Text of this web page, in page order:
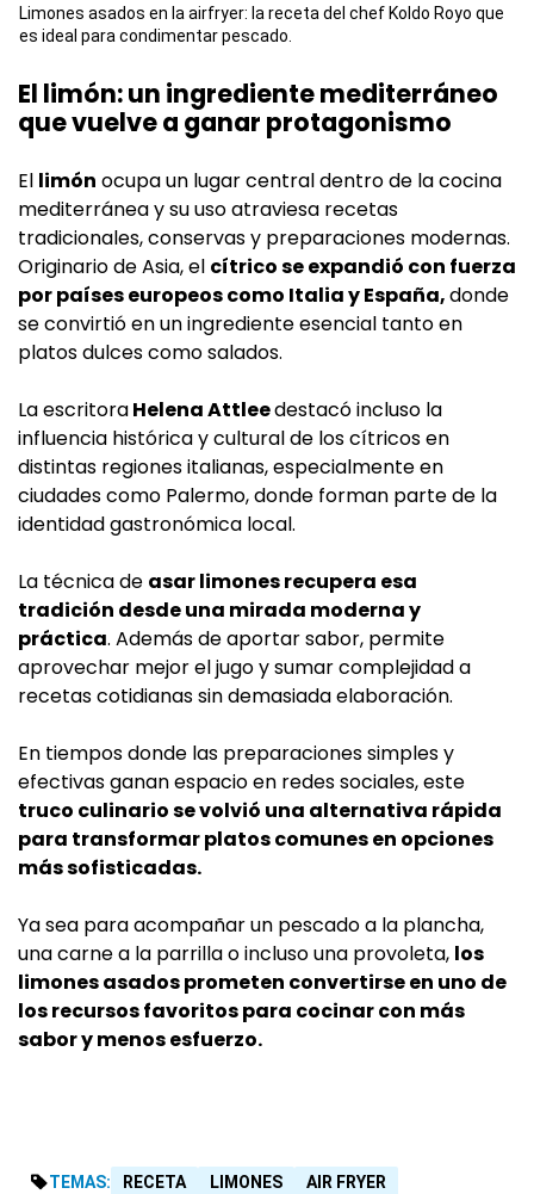
Limones asados en la airfryer: la receta del chef Koldo Royo que
es ideal para condimentar pescado.
El limón: un ingrediente mediterráneo
que vuelve a ganar protagonismo
El limón ocupa un lugar central dentro de la cocina
mediterránea y su uso atraviesa recetas
tradicionales, conservas y preparaciones modernas.
Originario de Asia, el cítrico se expandió con fuerza
por países europeos como Italia y España,donde
se convirtió en un ingrediente esencial tanto en
platos dulces como salados.
La escritoraHelena Attleedestacó incluso la
influencia histórica y cultural de los cítricos en
distintas regiones italianas, especialmente en
ciudades como Palermo, donde forman parte de la
identidad gastronómica local.
La técnica de asar limones recupera esa
tradición desde una mirada moderna y
práctica. Además de aportar sabor, permite
aprovechar mejor el jugo y sumar complejidad a
recetas cotidianas sin demasiada elaboración.
En tiempos donde las preparaciones simples y
efectivas ganan espacio en redes sociales, este
truco culinario se volvió una alternativa rápida
para transformar platos comunes en opciones
más sofisticadas.
Ya sea para acompañar un pescado a la plancha,
una carne a la parrilla o incluso una provoleta, los
limones asados prometen convertirse en uno de
los recursos favoritos para cocinar con más
sabor y menos esfuerzo.
TEMAS: RECETA LIMONES AIR FRYER